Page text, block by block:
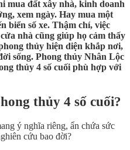
mua đất xây nhà, kinh doanh
xem ngày. Hay mua một
biển số xe. Thậm chí, việc
nhà cũng giúp họ cảm thấy
thủy hiện diện khắp nơi,
sống. Phong thủy Nhân Lộc
thủy 4 số cuối phù hợp với
thủy 4 số cuối?
ý nghĩa riêng, ẩn chứa sức
cứu bao đời?